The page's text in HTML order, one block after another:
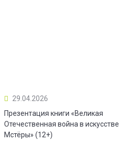
29.04.2026
Презентация книги «Великая
Отечественная война в искусстве
Мстёры» (12+)